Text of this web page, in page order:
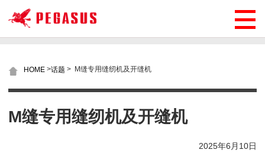
HOME >话题 > M缝专用缝纫机及开缝机
M缝专用缝纫机及开缝机
2025年6月10日